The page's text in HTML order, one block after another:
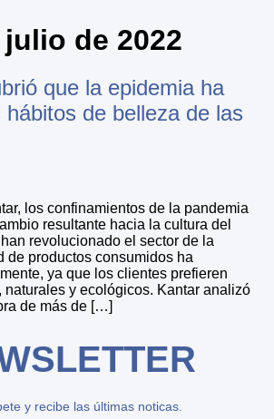
julio de 2022
que la epidemia ha
hábitos de belleza de las
los confinamientos de la pandemia
resultante hacia la cultura del
revolucionado el sector de la
de productos consumidos ha
ya que los clientes prefieren
naturales y ecológicos. Kantar analizó
de más de […]
y recibe las últimas noticas.